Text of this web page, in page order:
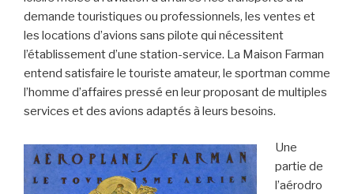
demande touristiques ou professionnels, les ventes et
les locations d’avions sans pilote qui nécessitent
l’établissement d’une station-service. La Maison Farman
entend satisfaire le touriste amateur, le sportman comme
l’homme d’affaires pressé en leur proposant de multiples
services et des avions adaptés à leurs besoins.
Une
partie de
l’aérodro